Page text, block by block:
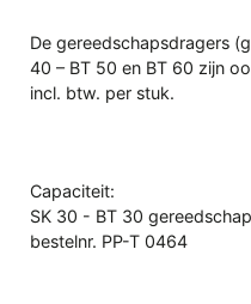
De gereedschapsdragers
40 – BT 50 en BT 60 zijn
incl. btw. per stuk.
Capaciteit:
SK 30 - BT 30
bestelnr. PP-T 0464